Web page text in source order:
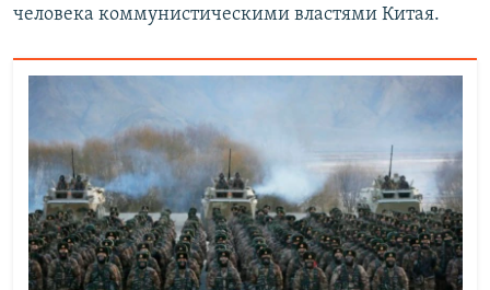
человека коммунистическими властями Китая.